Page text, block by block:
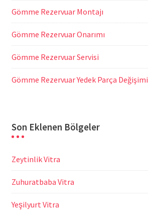
Gömme Rezervuar Montajı
Gömme Rezervuar Onarımı
Gömme Rezervuar Servisi
Gömme Rezervuar Yedek Parça Değişimi
Son Eklenen Bölgeler
Zeytinlik Vitra
Zuhuratbaba Vitra
Yeşilyurt Vitra